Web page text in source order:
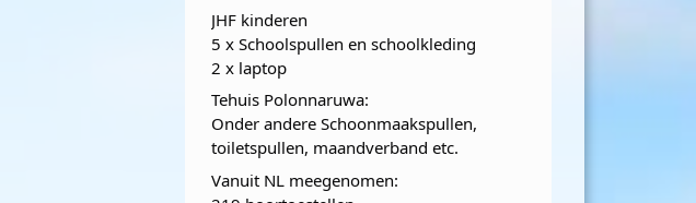
JHF kinderen
5 x Schoolspullen en schoolkleding
2 x laptop
Tehuis Polonnaruwa:
Onder andere Schoonmaakspullen,
toiletspullen, maandverband etc.
Vanuit NL meegenomen: